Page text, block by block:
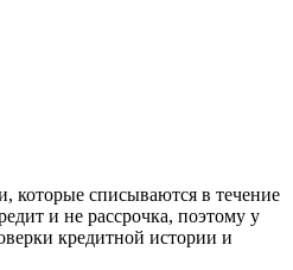
которые списываются в течение
и не рассрочка, поэтому у
кредитной истории и